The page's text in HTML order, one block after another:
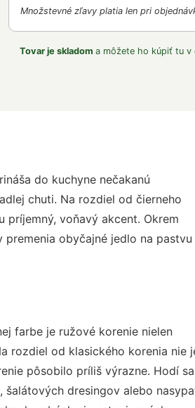
Množstevné zľavy platia len pri
Tovar je skladom a môžete ho kúpiť tu v
do kuchyne nečakanú
chuti. Na rozdiel od čierneho
príjemný, voňavý akcent. Okrem
obyčajné jedlo na pastvu
farbe je ružové korenie nielen
rozdiel od klasického korenia nie
pôsobilo príliš výrazne. Hodí sa
dresingov alebo